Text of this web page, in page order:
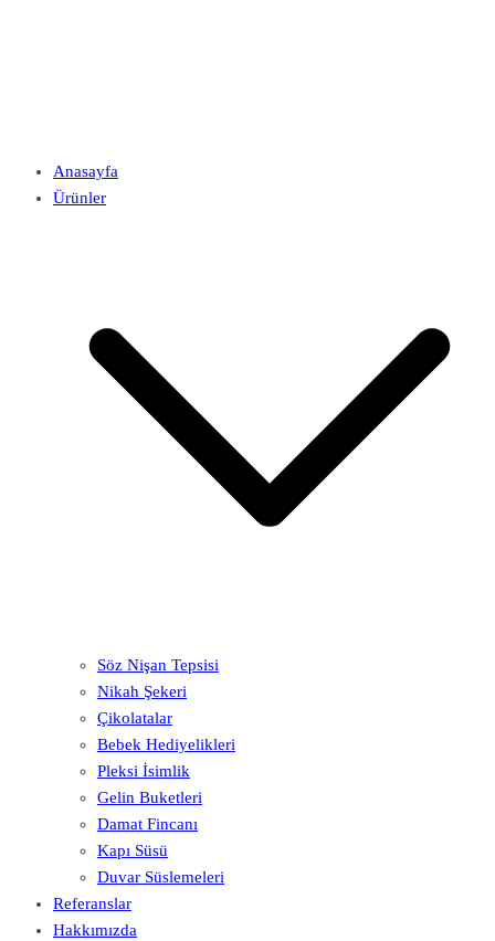
Anasayfa
Ürünler
Söz Nişan Tepsisi
Nikah Şekeri
Çikolatalar
Bebek Hediyelikleri
Pleksi İsimlik
Gelin Buketleri
Damat Fincanı
Kapı Süsü
Duvar Süslemeleri
Referanslar
Hakkımızda